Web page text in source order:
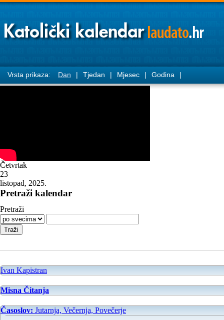
Vrsta prikaza: Dan | Tjedan | Mjesec | Godina |
Četvrtak
23
listopad, 2025.
Pretraži kalendar
Pretraži
Ivan Kapistran
Misna Čitanja
Časoslov: Jutarnja, Večernja, Povečerje